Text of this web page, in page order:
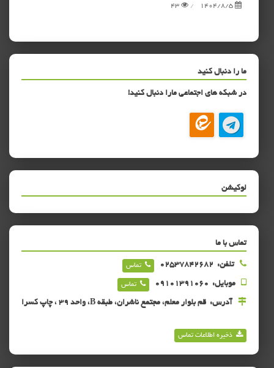
1404/8/5
43
ما را دنبال کنید
در شبکه های اجتماعی مارا دنبال کنید!
لوکیشن
تماس با ما
تلفن: تماس
موبایل: تماس
آدرس: قم بلوار معلم، مجتمع ناشران، طبقه B، واحد 39 ، چاپ کسرا
ذخیره اطلاعات تماس